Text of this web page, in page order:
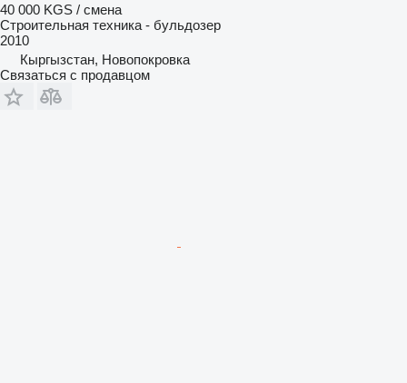
40 000 KGS / смена
Строительная техника - бульдозер
2010
Кыргызстан, Новопокровка
Связаться с продавцом